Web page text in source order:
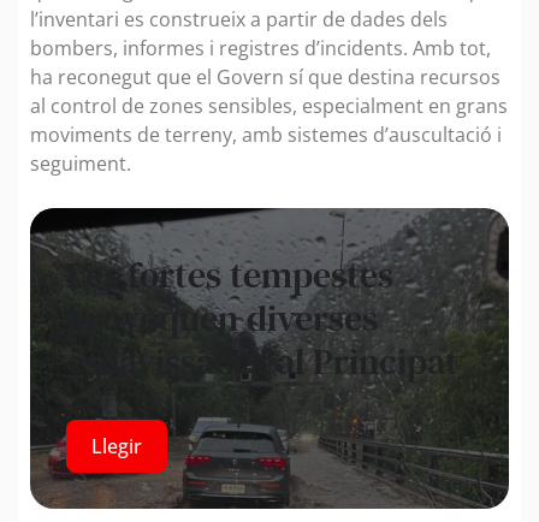
l’inventari es construeix a partir de dades dels
bombers, informes i registres d’incidents. Amb tot,
ha reconegut que el Govern sí que destina recursos
al control de zones sensibles, especialment en grans
moviments de terreny, amb sistemes d’auscultació i
seguiment.
Les fortes tempestes
provoquen diverses
esllavissades al Principat
Llegir